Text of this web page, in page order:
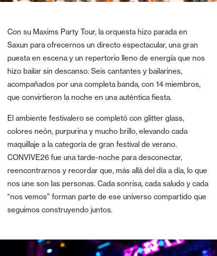
Con su Maxims Party Tour, la orquesta hizo parada en
Saxun para ofrecernos un directo espectacular, una gran
puesta en escena y un repertorio lleno de energía que nos
hizo bailar sin descanso. Seis cantantes y bailarines,
acompañados por una completa banda, con 14 miembros,
que convirtieron la noche en una auténtica fiesta.
El ambiente festivalero se completó con glitter glass,
colores neón, purpurina y mucho brillo, elevando cada
maquillaje a la categoría de gran festival de verano.
CONVIVE26 fue una tarde-noche para desconectar,
reencontrarnos y recordar que, más allá del día a día, lo que
nos une son las personas. Cada sonrisa, cada saludo y cada
“nos vemos” forman parte de ese universo compartido que
seguimos construyendo juntos.